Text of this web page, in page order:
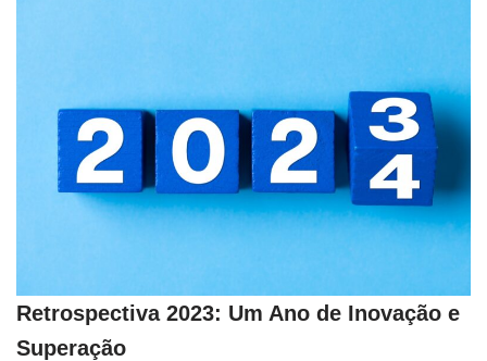
Retrospectiva 2023: Um Ano de Inovação e
Superação